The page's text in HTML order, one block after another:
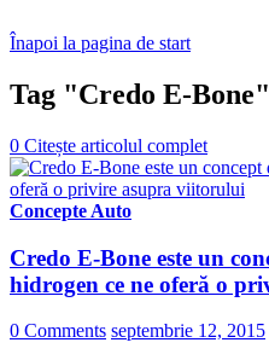
Înapoi la pagina de start
Tag "Credo E-Bone"
0 Citește articolul complet
Concepte Auto
Credo E-Bone este un
hidrogen ce ne oferă o
0 Comments septembrie 12, 2015